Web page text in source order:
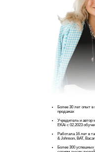
Более 30 лет опыт в
продажах
Учредитель и автор
EKAi c 02.2023
Работала 16 лет в
& Johnson, BAT,
Более 300 успешных